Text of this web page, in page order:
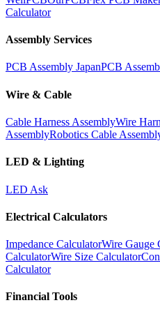
Calculator
Assembly Services
PCB Assembly JapanPCB
Wire & Cable
Cable Harness AssemblyWire
AssemblyRobotics Cable
LED & Lighting
LED Ask
Electrical Calculators
Impedance CalculatorWire Gauge
CalculatorWire Size Calculator
Calculator
Financial Tools